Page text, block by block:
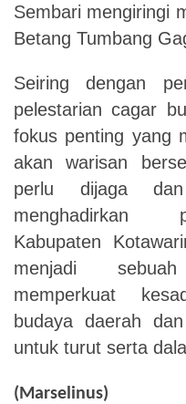
Sembari mengiringi
Betang Tumbang
Seiring dengan
pelestarian cagar
fokus penting yang
akan warisan
perlu dijaga dan
menghadirkan
Kabupaten
menjadi
memperkuat
budaya daerah
untuk turut serta
(Marselinus)